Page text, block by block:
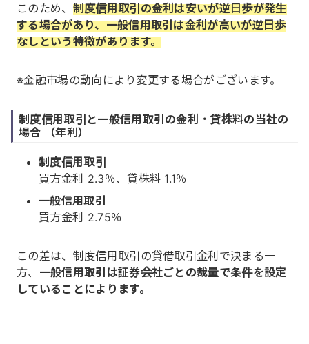
このため、 制度信用取引の金利は安いが逆日歩が発生
する場合があり、一般信用取引は金利が高いが逆日歩
なしという特徴があります。
※金融市場の動向により変更する場合がございます。
制度信用取引と一般信用取引の金利・貸株料の当社の
場合 （年利）
制度信用取引
買方金利 2.3％、貸株料 1.1％
一般信用取引
買方金利 2.75％
この差は、制度信用取引の貸借取引金利で決まる一
方、 一般信用取引は証券会社ごとの裁量で条件を設定
していることによります。